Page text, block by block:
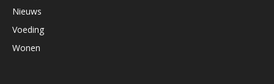
Nieuws
Voeding
Wonen